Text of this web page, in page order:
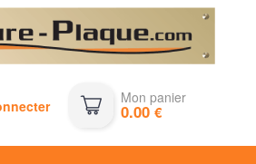
Mon panier
0.00€